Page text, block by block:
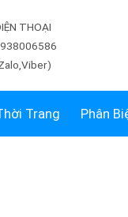
THOẠI
Trang Phân